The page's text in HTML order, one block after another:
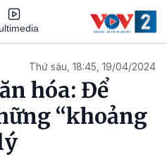
Thứ sáu, 18:45, 19/04/2024
hóa: Để
“khoảng